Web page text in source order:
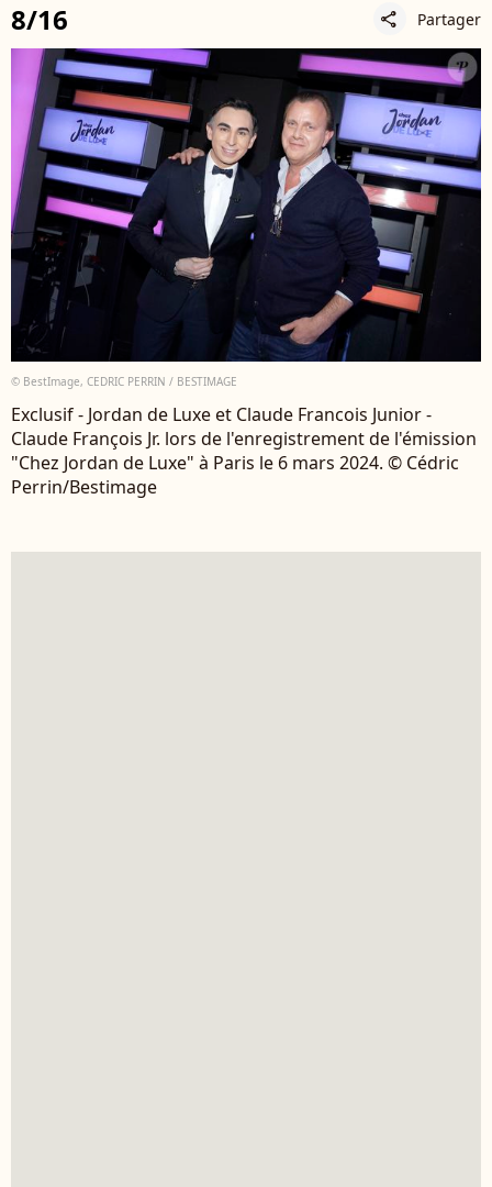
8/16 share Partager
© BestImage, CEDRIC PERRIN / BESTIMAGE
Exclusif - Jordan de Luxe et Claude Francois Junior -
Claude François Jr. lors de l'enregistrement de l'émission
"Chez Jordan de Luxe" à Paris le 6 mars 2024. © Cédric
Perrin/Bestimage